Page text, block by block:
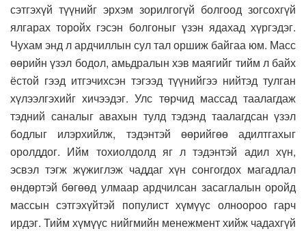
сэтгэхүй түүнийг эрхэм зорилгогүй болгоод зогсохгүй
ялгарах торойх гэсэн болгоныг үзэн ядахад хүргэдэг.
Чухам энд л ардчиллын сул тал оршиж байгаа юм. Масс
өөрийн үзэл бодол, амьдралын хэв маягийг тийм л байх
ёстой гээд итгэчихсэн тэгээд түүнийгээ нийтэд тулган
хүлээлгэхийг хичээдэг. Улс төрчид массад таалагдаж
тэдний саналыг авахын тулд тэдэнд таалагдсан үзэл
бодлыг илэрхийлж, тэдэнтэй өөрийгөө адилтгахыг
оролддог. Ийм тохиолдолд яг л тэдэнтэй адил хүн,
эсвэл тэгж жүжиглэж чаддаг хүн сонгогдох магадлал
өндөртэй бөгөөд улмаар ардчилсан засаглалын оройд
массын сэтгэхүйтэй популист хүмүүс олноороо гарч
ирдэг. Тийм хүмүүс нийгмийн менежмент хийж чадахгүй